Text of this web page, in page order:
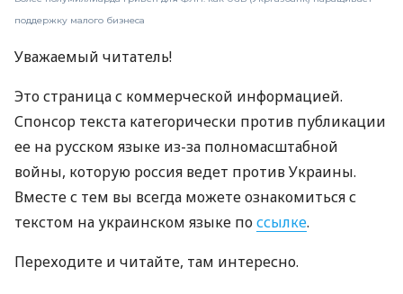
поддержку малого бизнеса
Уважаемый читатель!
Это страница с коммерческой информацией.
Спонсор текста категорически против публикации
ее на русском языке из-за полномасштабной
войны, которую россия ведет против Украины.
Вместе с тем вы всегда можете ознакомиться с
текстом на украинском языке поссылке.
Переходите и читайте, там интересно.